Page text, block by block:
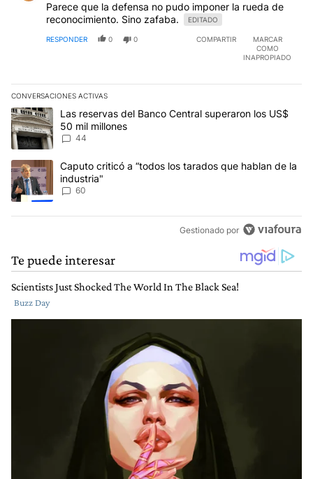
Parece que la defensa no pudo imponer la rueda de
reconocimiento. Sino zafaba.
EDITADO
RESPONDER 0 0 COMPARTIR
MARCAR
COMO
INAPROPIADO
CONVERSACIONES ACTIVAS
Este listado muestra los artículos con más comentarios en los
Un artículo de tendencia con el título "Las reservas del Banco
Las reservas del Banco Central superaron los US$
50 mil millones
44
Un artículo de tendencia con el título "Caputo criticó a “todos
Caputo criticó a “todos los tarados que hablan de la
industria"
60
Gestionado por